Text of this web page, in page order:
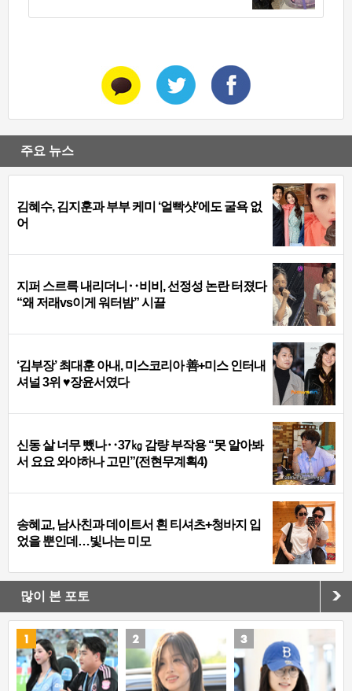
주요 뉴스
김혜수, 김지훈과 부부 케미 ‘얼빡샷’에도 굴욕 없
어
지퍼 스르륵 내리더니‥비비, 선정성 논란 터졌다
“왜 저래vs이게 워터밤” 시끌
‘김부장’ 최대훈 아내, 미스코리아 善+미스 인터내
셔널 3위 ♥장윤서였다
신동 살 너무 뺐나‥37㎏ 감량 부작용 “못 알아봐
서 요요 와야하나 고민”(전현무계획4)
송혜교, 남사친과 데이트서 흰 티셔츠+청바지 입
었을 뿐인데…빛나는 미모
많이 본 포토